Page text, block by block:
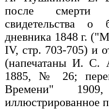
после смерти
свидетельства о
дневника 1848 г.
IV, стр. 703-705) и
(напечатаны И. С.
1885, № 26;
Времени"
иллюстрированное